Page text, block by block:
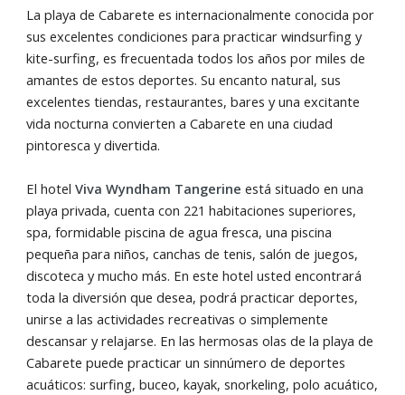
La playa de Cabarete es internacionalmente conocida por
sus excelentes condiciones para practicar windsurfing y
kite-surfing, es frecuentada todos los años por miles de
amantes de estos deportes. Su encanto natural, sus
excelentes tiendas, restaurantes, bares y una excitante
vida nocturna convierten a Cabarete en una ciudad
pintoresca y divertida.
El hotelViva Wyndham Tangerine está situado en una
playa privada, cuenta con 221 habitaciones superiores,
spa, formidable piscina de agua fresca, una piscina
pequeña para niños, canchas de tenis, salón de juegos,
discoteca y mucho más. En este hotel usted encontrará
toda la diversión que desea, podrá practicar deportes,
unirse a las actividades recreativas o simplemente
descansar y relajarse. En las hermosas olas de la playa de
Cabarete puede practicar un sinnúmero de deportes
acuáticos: surfing, buceo, kayak, snorkeling, polo acuático,